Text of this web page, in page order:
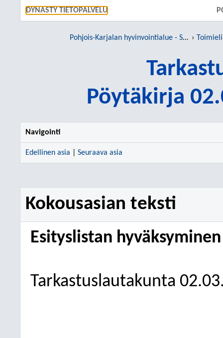
DYNASTY TIETOPALVELU SIIRRY
Pohjois-Karjalan hyvinvointialue - Siun sote
Pöytäkirja
Navigointi
Edellinen asia Seuraava asia
Kokousasian teksti
Esityslistan hyväksyminen
Tarkastuslautakunta